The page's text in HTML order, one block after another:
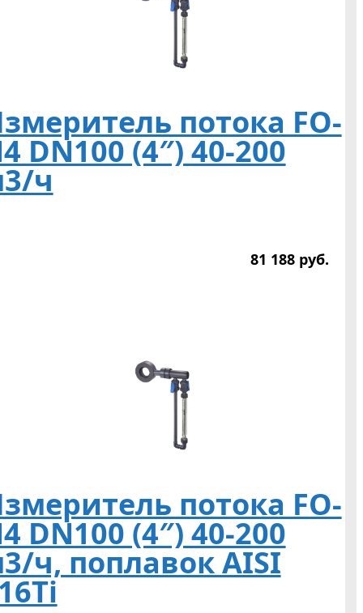
потока FO-
DN100 (4″) 40-200
ч
81 188 руб.
потока FO-
DN100 (4″) 40-200
ч, поплавок AISI